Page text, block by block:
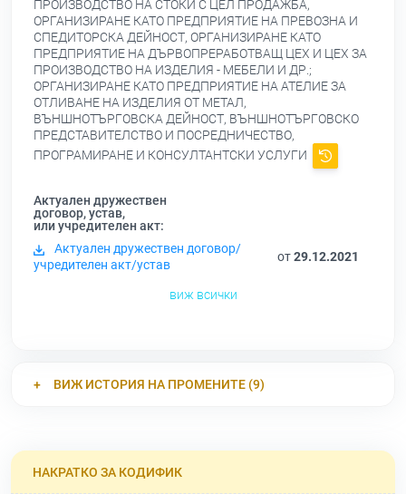
ПРОИЗВОДСТВО НА СТОКИ С ЦЕЛ ПРОДАЖБА,
ОРГАНИЗИРАНЕ КАТО ПРЕДПРИЯТИЕ НА ПРЕВОЗНА И
СПЕДИТОРСКА ДЕЙНОСТ, ОРГАНИЗИРАНЕ КАТО
ПРЕДПРИЯТИЕ НА ДЪРВОПРЕРАБОТВАЩ ЦЕХ И ЦЕХ ЗА
ПРОИЗВОДСТВО НА ИЗДЕЛИЯ - МЕБЕЛИ И ДР.;
ОРГАНИЗИРАНЕ КАТО ПРЕДПРИЯТИЕ НА АТЕЛИЕ ЗА
ОТЛИВАНЕ НА ИЗДЕЛИЯ ОТ МЕТАЛ,
ВЪНШНОТЪРГОВСКА ДЕЙНОСТ, ВЪНШНОТЪРГОВСКО
ПРЕДСТАВИТЕЛСТВО И ПОСРЕДНИЧЕСТВО,
ПРОГРАМИРАНЕ И КОНСУЛТАНТСКИ УСЛУГИ
Актуален дружествен
договор, устав,
или учредителен акт:
Актуален дружествен договор/
учредителен акт/устав
от29.12.2021
виж всички
ВИЖ ИСТОРИЯ НА ПРОМЕНИТЕ (9)
НАКРАТКО ЗА КОДИФИК